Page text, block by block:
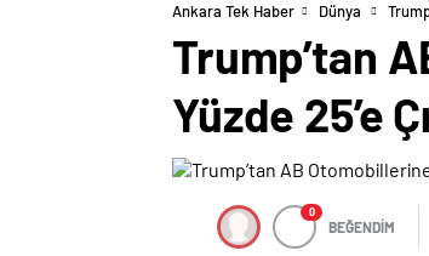
Ankara Tek Haber Dünya
Trump’tan
Yüzde 25’e
0
BEĞENDİM